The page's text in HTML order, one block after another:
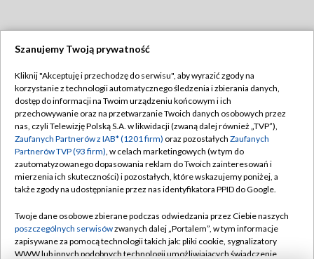
TVP
Abonament TVP
Emisja w TVP
Centrum informacji TVP
Naziemna Telewizja Cyfrowa
Rada Programowa
System NOS
Regulamin TVP
Polityka prywatności
Moje zgody
Pomoc
Kontakt
Szanujemy Twoją prywatność
Kliknij "Akceptuję i przechodzę do serwisu", aby wyrazić zgody na
korzystanie z technologii automatycznego śledzenia i zbierania danych,
dostęp do informacji na Twoim urządzeniu końcowym i ich
przechowywanie oraz na przetwarzanie Twoich danych osobowych przez
nas, czyli Telewizję Polską S.A. w likwidacji (zwaną dalej również „TVP”),
Zaufanych Partnerów z IAB* (1201 firm) oraz pozostałych Zaufanych
Partnerów TVP (93 firm), w celach marketingowych (w tym do
zautomatyzowanego dopasowania reklam do Twoich zainteresowań i
mierzenia ich skuteczności) i pozostałych, które wskazujemy poniżej, a
także zgody na udostępnianie przez nas identyfikatora PPID do Google.
Twoje dane osobowe zbierane podczas odwiedzania przez Ciebie naszych
poszczególnych serwisówzwanych dalej „Portalem”, w tym informacje
zapisywane za pomocą technologii takich jak: pliki cookie, sygnalizatory
WWW lub innych podobnych technologii umożliwiających świadczenie